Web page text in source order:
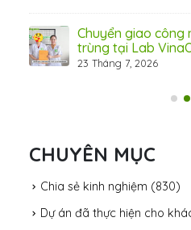
Chuyển giao công
trùng tại Lab
23 Tháng 7, 2026
CHUYÊN MỤC
Chia sẻ kinh nghiệm (830)
Dự án đã thực hiện cho